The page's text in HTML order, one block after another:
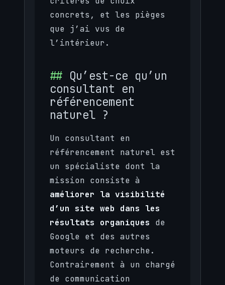
concrets, et les pièges
que j’ai vus de
l’intérieur.
Qu’est-ce qu’un
consultant en
référencement
naturel ?
Un consultant en
référencement naturel est
un spécialiste dont la
mission consiste à
améliorer la visibilité
d’un site web dans les
résultats organiques de
Google et des autres
moteurs de recherche.
Contrairement à un chargé
de communication